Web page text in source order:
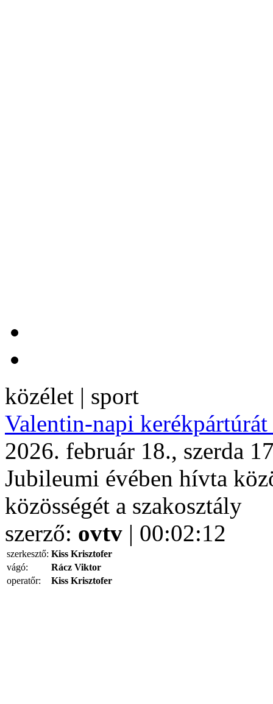
közélet | sport
Valentin-napi kerékpártúrát
2026. február 18., szerda
Jubileumi évében hívta
közösségét a szakosztály
szerző: ovtv | 00:02:12
szerkesztő: Kiss Krisztofer
vágó:
Rácz Viktor
operatőr:
Kiss Krisztofer